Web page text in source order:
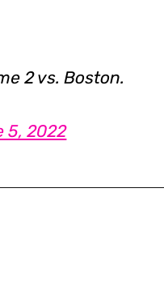
2 vs. Boston.
5, 2022